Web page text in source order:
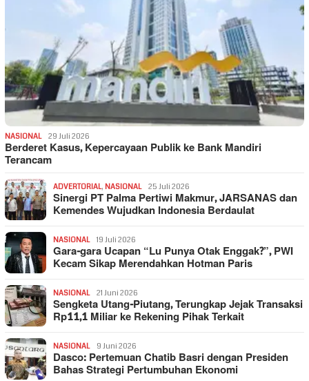
NASIONAL 29 Juli 2026
Berderet Kasus, Kepercayaan Publik ke Bank Mandiri
Terancam
ADVERTORIAL, NASIONAL 25 Juli 2026
Sinergi PT Palma Pertiwi Makmur, JARSANAS dan
Kemendes Wujudkan Indonesia Berdaulat
NASIONAL 19 Juli 2026
Gara-gara Ucapan “Lu Punya Otak Enggak?”, PWI
Kecam Sikap Merendahkan Hotman Paris
NASIONAL 21 Juni 2026
Sengketa Utang-Piutang, Terungkap Jejak Transaksi
Rp11,1 Miliar ke Rekening Pihak Terkait
NASIONAL 9 Juni 2026
Dasco: Pertemuan Chatib Basri dengan Presiden
Bahas Strategi Pertumbuhan Ekonomi